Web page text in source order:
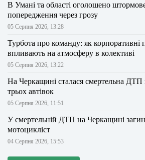
В Умані та області оголошено
попередження через грозу
05 Серпня 2026, 13:28
Турбота про команду: як корпоративні
впливають на атмосферу в колективі
05 Серпня 2026, 13:22
На Черкащині сталася смертельна ДТП
трьох автівок
05 Серпня 2026, 11:51
У смертельній ДТП на Черкащині
мотоцикліст
04 Серпня 2026, 15:53